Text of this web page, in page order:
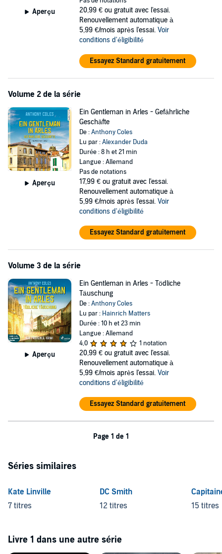
Toreroanwärters gipfelt, gilt es nicht nur dessen Tod aufzuklären,
sondern auch der Fehde ein Ende zu setzen.
©2025 SAGA Egmont (P)2025 SAGA Egmont
Aperçu 20,99 € ou gratuit avec l'essai.
Renouvellement automatique à
5,99 €/mois après l'essai. Voir
conditions d'éligibilité
Essayez Standard gratuitement
Volume 2 de la série
Aperçu
Ein Gentleman in Arles - Gefährliche
Geschäfte
De :Anthony Coles
Lu par :Alexander Duda
Durée : 8 h et 21 min
Langue : Allemand
Pas de notations
17,99 € ou gratuit avec l'essai.
Renouvellement automatique à
5,99 €/mois après l'essai. Voir
conditions d'éligibilité
Essayez Standard gratuitement
Volume 3 de la série
Aperçu
Ein Gentleman in Arles - Tödliche
Täuschung
De :Anthony Coles
Lu par : Hainrich Matters
Durée : 10 h et 23 min
Langue : Allemand
4,0
1 notation
20,99 € ou gratuit avec l'essai.
Renouvellement automatique à
5,99 €/mois après l'essai. Voir
conditions d'éligibilité
Essayez Standard gratuitement
Page 1 de 1
Séries similaires
Kate Linville
7 titres
DC Smith
12 titres
15 titres
Livre 1 dans une autre série